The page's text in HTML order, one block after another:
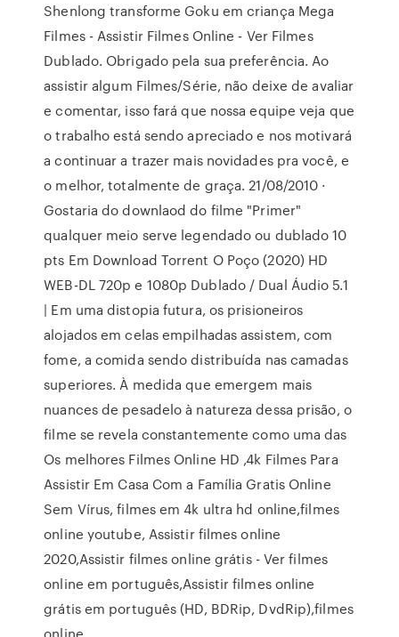
Shenlong transforme Goku em criança Mega
Filmes - Assistir Filmes Online - Ver Filmes
Dublado. Obrigado pela sua preferência. Ao
assistir algum Filmes/Série, não deixe de avaliar
e comentar, isso fará que nossa equipe veja que
o trabalho está sendo apreciado e nos motivará
a continuar a trazer mais novidades pra você, e
o melhor, totalmente de graça. 21/08/2010 ·
Gostaria do downlaod do filme "Primer"
qualquer meio serve legendado ou dublado 10
pts Em Download Torrent O Poço (2020) HD
WEB-DL 720p e 1080p Dublado / Dual Áudio 5.1
| Em uma distopia futura, os prisioneiros
alojados em celas empilhadas assistem, com
fome, a comida sendo distribuída nas camadas
superiores. À medida que emergem mais
nuances de pesadelo à natureza dessa prisão, o
filme se revela constantemente como uma das
Os melhores Filmes Online HD ,4k Filmes Para
Assistir Em Casa Com a Família Gratis Online
Sem Vírus, filmes em 4k ultra hd online,filmes
online youtube, Assistir filmes online
2020,Assistir filmes online grátis - Ver filmes
online em português,Assistir filmes online
grátis em português (HD, BDRip, DvdRip),filmes
online …